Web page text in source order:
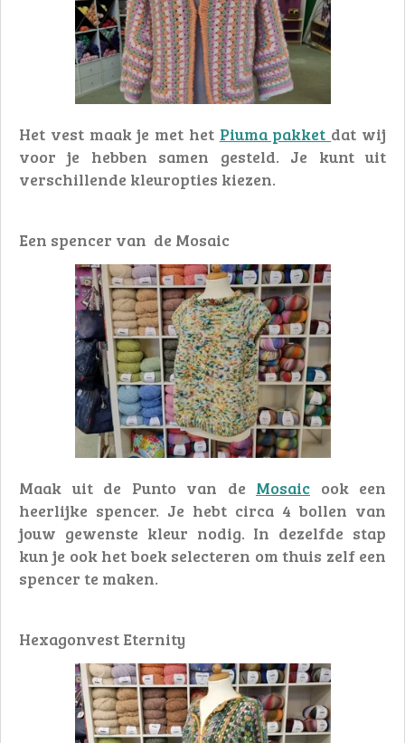
Het vest maak je met het Piuma pakket dat wij
voor je hebben samen gesteld. Je kunt uit
verschillende kleuropties kiezen.
Een spencer van de Mosaic
Maak uit de Punto van de Mosaic ook een
heerlijke spencer. Je hebt circa 4 bollen van
jouw gewenste kleur nodig. In dezelfde stap
kun je ook het boek selecteren om thuis zelf een
spencer te maken.
Hexagonvest Eternity